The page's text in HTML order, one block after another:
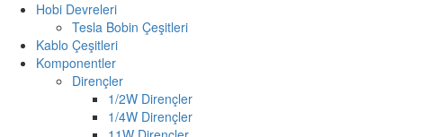
Hobi Devreleri
Tesla Bobin Çeşitleri
Kablo Çeşitleri
Komponentler
Dirençler
1/2W Dirençler
1/4W Dirençler